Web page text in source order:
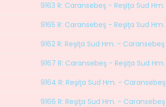
9163 R: Caransebeş - Reşiţa Sud Hm.
9165 R: Caransebeş - Reşiţa Sud Hm.
9162 R: Reşiţa Sud Hm. - Caransebeş
9167 R: Caransebeş - Reşiţa Sud Hm.
9164 R: Reşiţa Sud Hm. - Caransebeş
9166 R: Reşiţa Sud Hm. - Caransebeş